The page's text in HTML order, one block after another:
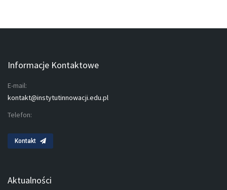
Informacje Kontaktowe
E-mail:
kontakt@instytutinnowacji.edu.pl
Telefon:
Kontakt
Aktualności